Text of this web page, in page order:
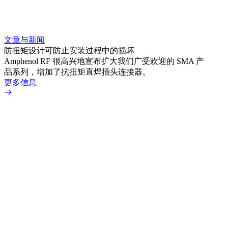
文章与新闻
防扭矩设计可防止安装过程中的损坏
Amphenol RF 很高兴地宣布扩大我们广受欢迎的 SMA 产
品系列，增加了抗扭矩直焊插头连接器。
更多信息